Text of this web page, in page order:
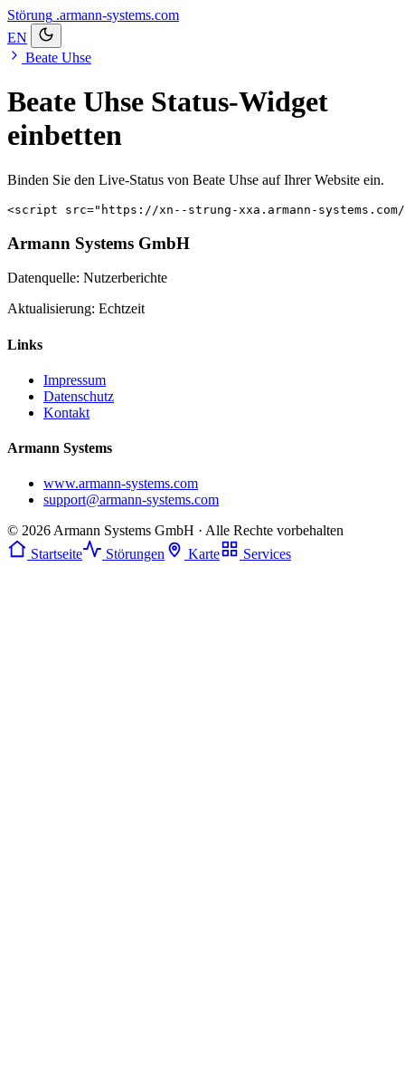
Störung .armann-systems.com
EN
Beate Uhse
Beate Uhse Status-Widget
einbetten
Binden Sie den Live-Status von Beate Uhse auf Ihrer Website ein.
<script src="https://xn--strung-xxa.armann-
Armann Systems GmbH
Datenquelle: Nutzerberichte
Aktualisierung: Echtzeit
Links
Impressum
Datenschutz
Kontakt
Armann Systems
www.armann-systems.com
support@armann-systems.com
© 2026 Armann Systems GmbH · Alle Rechte vorbehalten
Startseite
Störungen Karte Services